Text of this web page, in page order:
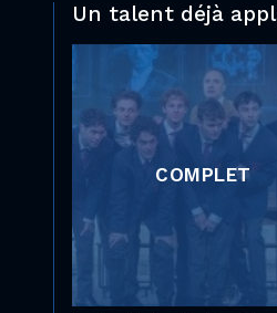
Un talent déjà
COMPLET